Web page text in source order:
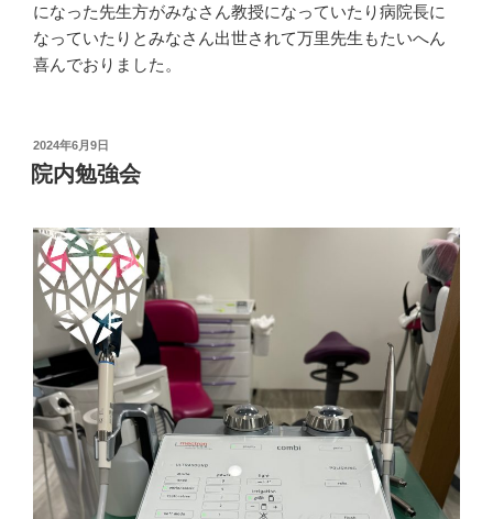
になった先生方がみなさん教授になっていたり病院長に
なっていたりとみなさん出世されて万里先生もたいへん
喜んでおりました。
投
稿
日:
2024年6月9日
院内勉強会